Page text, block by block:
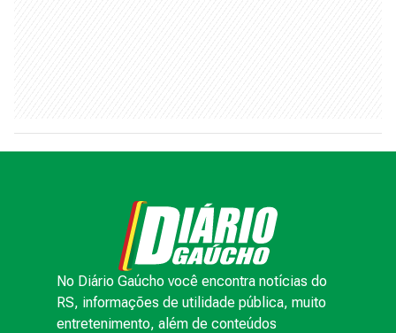
No Diário Gaúcho você encontra notícias do
RS, informações de utilidade pública, muito
entretenimento, além de conteúdos